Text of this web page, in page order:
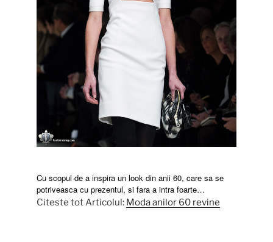
Cu scopul de a inspira un look din anii 60, care sa se
potriveasca cu prezentul, si fara a intra foarte…
Citeste tot Articolul: Moda anilor 60 revine